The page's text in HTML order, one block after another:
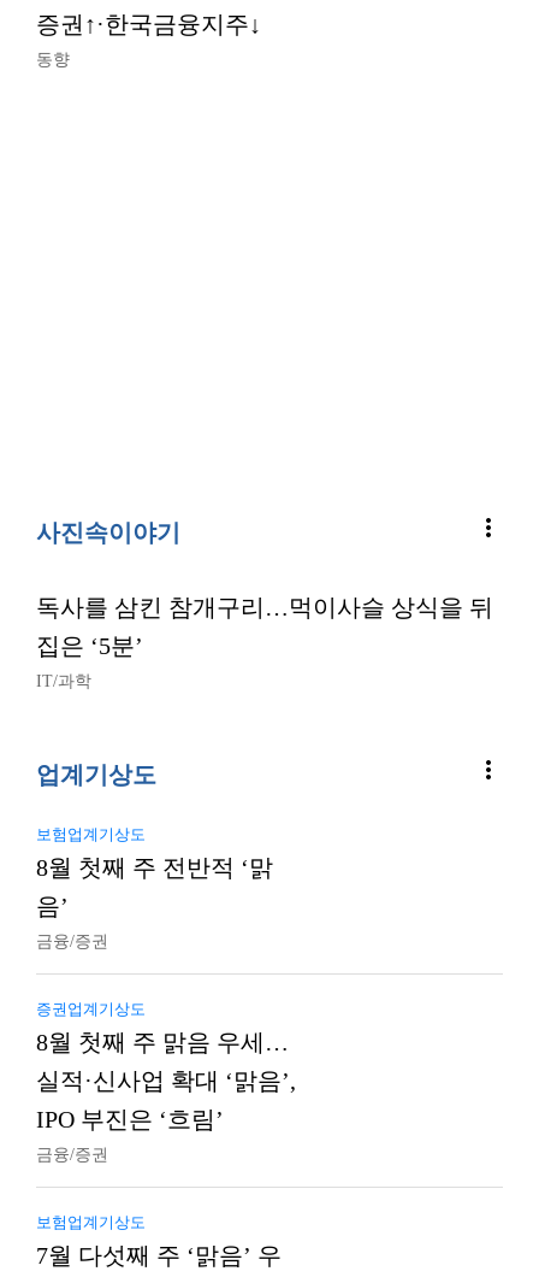
증권↑·한국금융지주↓
동향
사진속이야기 more_vert
독사를 삼킨 참개구리…먹이사슬 상식을 뒤
집은 ‘5분’
IT/과학
업계기상도 more_vert
보험업계기상도
8월 첫째 주 전반적 ‘맑
음’
금융/증권
증권업계기상도
8월 첫째 주 맑음 우세…
실적·신사업 확대 ‘맑음’,
IPO 부진은 ‘흐림’
금융/증권
보험업계기상도
7월 다섯째 주 ‘맑음’ 우